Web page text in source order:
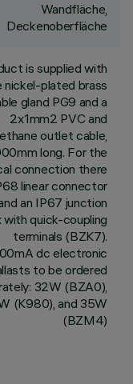
Wandfläche,
Deckenoberfläche
is supplied with
nickel-plated brass
gland PG9 and a
2x1mm2 PVC and
outlet cable,
long. For the
connection there
linear connector
an IP67 junction
with quick-coupling
terminals (BZK7).
dc electronic
to be ordered
32W (BZA0),
(K980), and 35W
(BZM4)